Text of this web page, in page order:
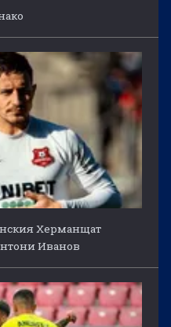
Херманщат
Иванов